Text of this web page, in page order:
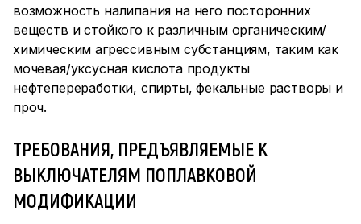
возможность налипания на него посторонних
веществ и стойкого к различным органическим/
химическим агрессивным субстанциям, таким как
мочевая/уксусная кислота продукты
нефтепереработки, спирты, фекальные растворы и
проч.
ТРЕБОВАНИЯ, ПРЕДЪЯВЛЯЕМЫЕ К
ВЫКЛЮЧАТЕЛЯМ ПОПЛАВКОВОЙ
МОДИФИКАЦИИ